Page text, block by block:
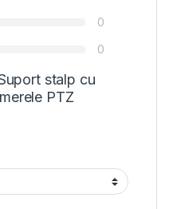
0
0
stalp cu
PTZ